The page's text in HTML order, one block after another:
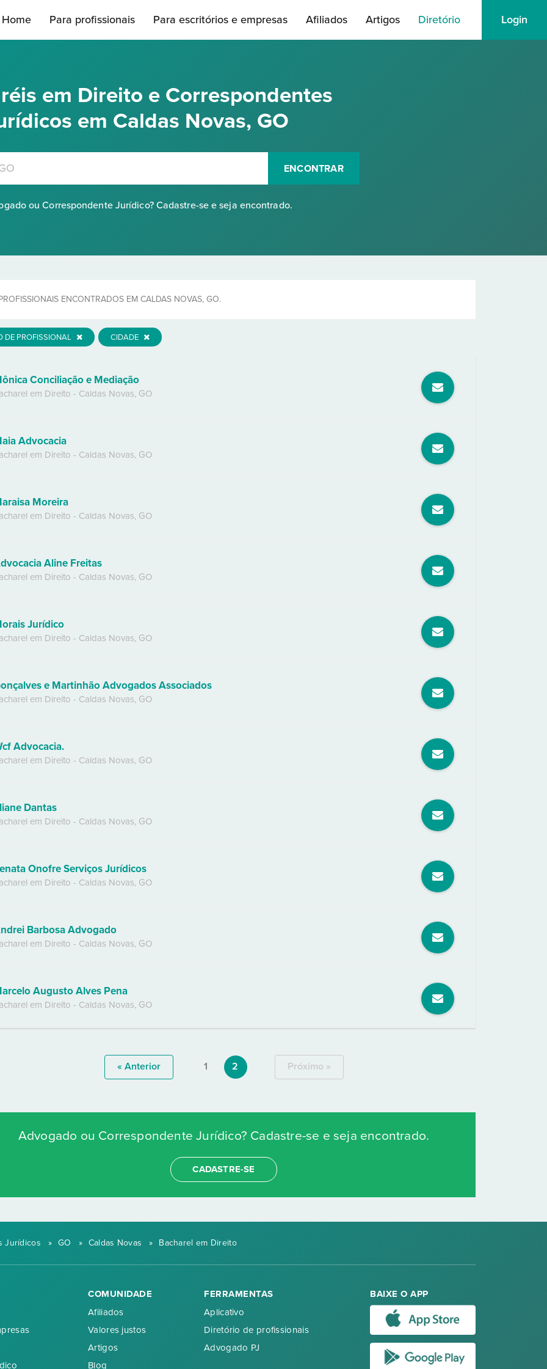
Home Para profissionais Para escritórios e empresas Afiliados Artigos Diretório Login
em Direito e Correspondentes
em Caldas Novas, GO
ENCONTRAR
ou Correspondente Jurídico? Cadastre-se e seja encontrado.
ENCONTRADOS EM CALDAS NOVAS, GO.
DE PROFISSIONAL CIDADE
Conciliação e Mediação
em Direito - Caldas Novas, GO
Advocacia
em Direito - Caldas Novas, GO
Moreira
em Direito - Caldas Novas, GO
Aline Freitas
em Direito - Caldas Novas, GO
Jurídico
em Direito - Caldas Novas, GO
e Martinhão Advogados Associados
em Direito - Caldas Novas, GO
Advocacia.
em Direito - Caldas Novas, GO
Dantas
em Direito - Caldas Novas, GO
Onofre Serviços Jurídicos
em Direito - Caldas Novas, GO
Barbosa Advogado
em Direito - Caldas Novas, GO
Augusto Alves Pena
em Direito - Caldas Novas, GO
« Anterior 1 2 Próximo »
Advogado ou Correspondente Jurídico? Cadastre-se e seja encontrado.
CADASTRE-SE
Jurídicos » GO » Caldas Novas » Bacharel em Direito
COMUNIDADE
Afiliados
Valores justos
Artigos
Blog
FERRAMENTAS
Aplicativo
Diretório de profissionais
Advogado PJ
BAIXE O APP